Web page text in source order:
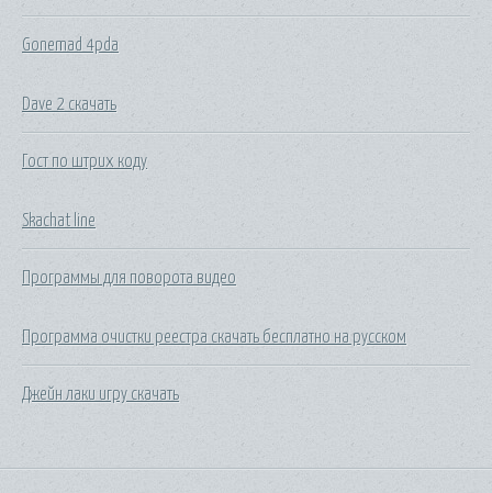
Gonemad 4pda
Dave 2 скачать
Гост по штрих коду
Skachat line
Программы для поворота видео
Программа очистки реестра скачать бесплатно на русском
Джейн лаки игру скачать